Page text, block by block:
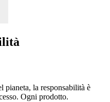
pianeta, la responsabilità è
Ogni prodotto.